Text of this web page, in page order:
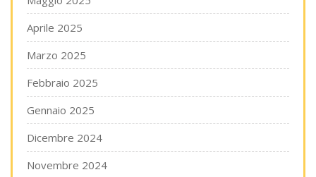
Aprile 2025
Marzo 2025
Febbraio 2025
Gennaio 2025
Dicembre 2024
Novembre 2024